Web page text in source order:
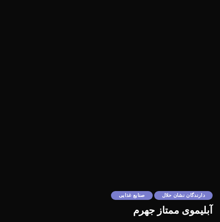
دارندگان نشان حلال صنایع غذایی
آبلیموی ممتاز جهرم